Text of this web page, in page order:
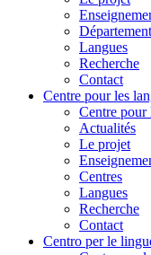
Langues
Recherche
Contact
Centre pour les
Centre pour
Actualités
Le projet
Centres
Langues
Recherche
Contact
Centro per le